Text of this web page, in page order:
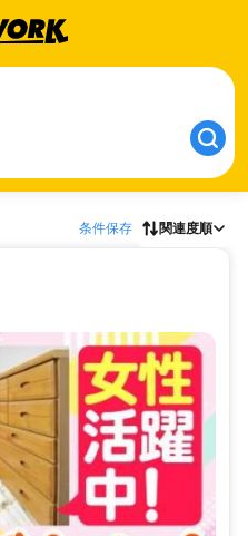
条件保存 関連度順